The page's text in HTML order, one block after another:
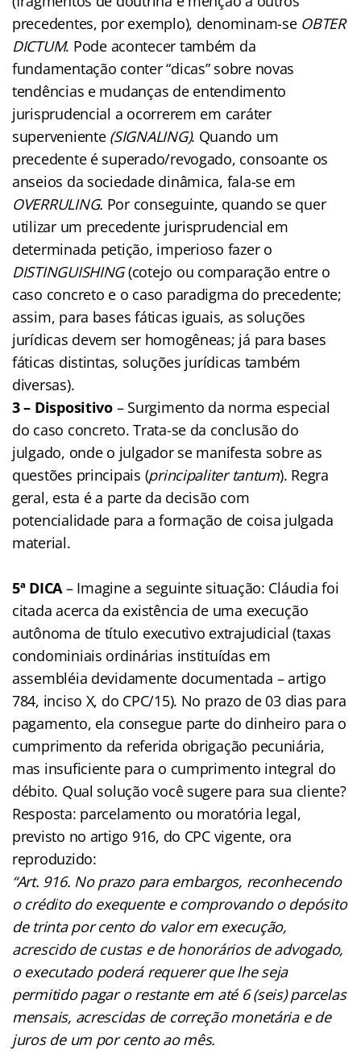
precedentes, por exemplo), denominam-se OBTER
DICTUM. Pode acontecer também da
fundamentação conter “dicas” sobre novas
tendências e mudanças de entendimento
jurisprudencial a ocorrerem em caráter
superveniente (SIGNALING). Quando um
precedente é superado/revogado, consoante os
anseios da sociedade dinâmica, fala-se em
OVERRULING. Por conseguinte, quando se quer
utilizar um precedente jurisprudencial em
determinada petição, imperioso fazer o
DISTINGUISHING(cotejo ou comparação entre o
caso concreto e o caso paradigma do precedente;
assim, para bases fáticas iguais, as soluções
jurídicas devem ser homogêneas; já para bases
fáticas distintas, soluções jurídicas também
diversas).
3 – Dispositivo– Surgimento da norma especial
do caso concreto. Trata-se da conclusão do
julgado, onde o julgador se manifesta sobre as
questões principais (principaliter tantum). Regra
geral, esta é a parte da decisão com
potencialidade para a formação de coisa julgada
material.
5ª DICA– Imagine a seguinte situação: Cláudia foi
citada acerca da existência de uma execução
autônoma de título executivo extrajudicial (taxas
condominiais ordinárias instituídas em
assembléia devidamente documentada – artigo
784, inciso X, do CPC/15). No prazo de 03 dias para
pagamento, ela consegue parte do dinheiro para o
cumprimento da referida obrigação pecuniária,
mas insuficiente para o cumprimento integral do
débito. Qual solução você sugere para sua cliente?
Resposta: parcelamento ou moratória legal,
previsto no artigo 916, do CPC vigente, ora
reproduzido:
“Art. 916. No prazo para embargos, reconhecendo
o crédito do exequente e comprovando o depósito
de trinta por cento do valor em execução,
acrescido de custas e de honorários de advogado,
o executado poderá requerer que lhe seja
permitido pagar o restante em até 6 (seis) parcelas
mensais, acrescidas de correção monetária e de
juros de um por cento ao mês.